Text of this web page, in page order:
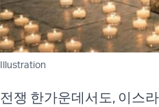
Illustration
전쟁 한가운데서도, 이스